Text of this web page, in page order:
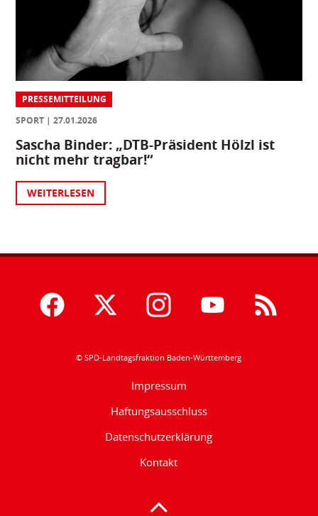
PRESSEMITTEILUNG
SPORT
27.01.2026
Sascha Binder: „DTB-Präsident Hölzl ist
nicht mehr tragbar!“
WEITERLESEN
© SPD-Landtagsfraktion Baden-Württemberg
Impressum
Haftungsausschluss
Datenschutzerklärung
Kontakt